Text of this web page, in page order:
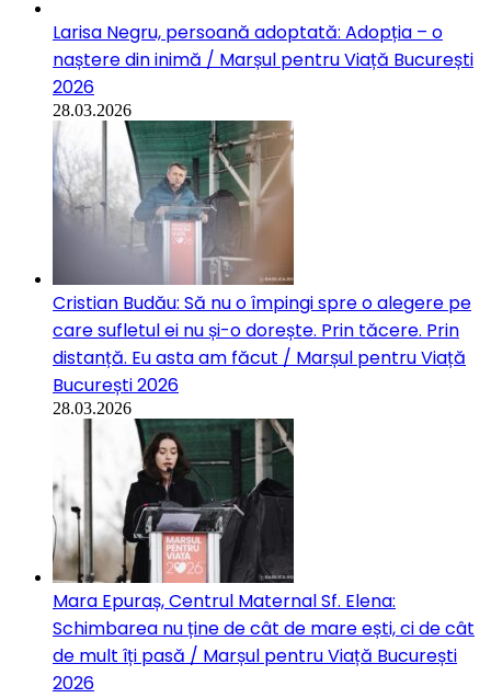
Larisa Negru, persoană adoptată: Adopția – o
naștere din inimă / Marșul pentru Viață București
2026
28.03.2026
Cristian Budău: Să nu o împingi spre o alegere pe
care sufletul ei nu și-o dorește. Prin tăcere. Prin
distanță. Eu asta am făcut / Marșul pentru Viață
București 2026
28.03.2026
Mara Epuraș, Centrul Maternal Sf. Elena:
Schimbarea nu ține de cât de mare ești, ci de cât
de mult îți pasă / Marșul pentru Viață București
2026